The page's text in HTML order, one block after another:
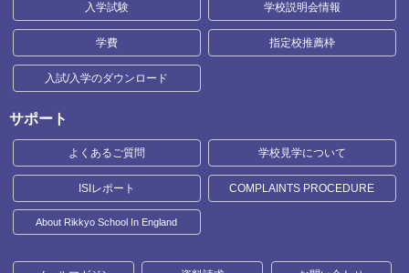
入学試験 学校説明会情報
学費 指定校推薦枠
入試/入学のダウンロード
サポート
よくあるご質問 学校見学について
ISIレポート COMPLAINTS PROCEDURE
About Rikkyo School In England